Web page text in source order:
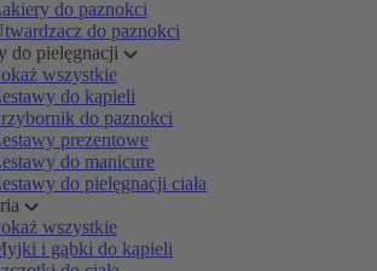
do paznokci
do paznokci
do pielęgnacji
wszystkie
do kąpieli
do paznokci
prezentowe
do manicure
do pielęgnacji ciała
wszystkie
i gąbki do kąpieli